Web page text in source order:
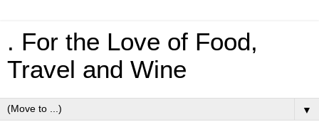
. For the Love of Food,
Travel and Wine
▼